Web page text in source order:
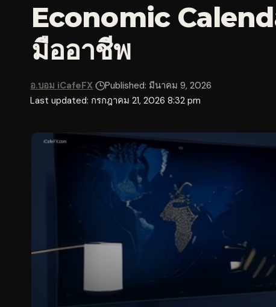
Economic
มืออาชีพ
Last updated: กรกฎาคม 21, 2026 8:32 pm
อ.บอม iCafeFX Published: มีนาคม 9, 2026